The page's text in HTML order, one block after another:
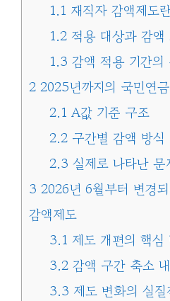
1.1 재직자 감액제도
1.2적용 대상과 감액
1.3 감액 적용 기간의
2 2025년까지의 국민연
2.1 A값 기준 구조
2.2구간별 감액 방식
2.3 실제로 나타난 문
3 2026년 6월부터 변경
감액제도
3.1 제도 개편의 핵심
3.2감액 구간 축소
3.3 제도 변화의 실